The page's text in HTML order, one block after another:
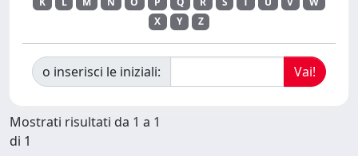
X
Y Z
o inserisci le iniziali:
Mostrati risultati da 1 a 1
di 1